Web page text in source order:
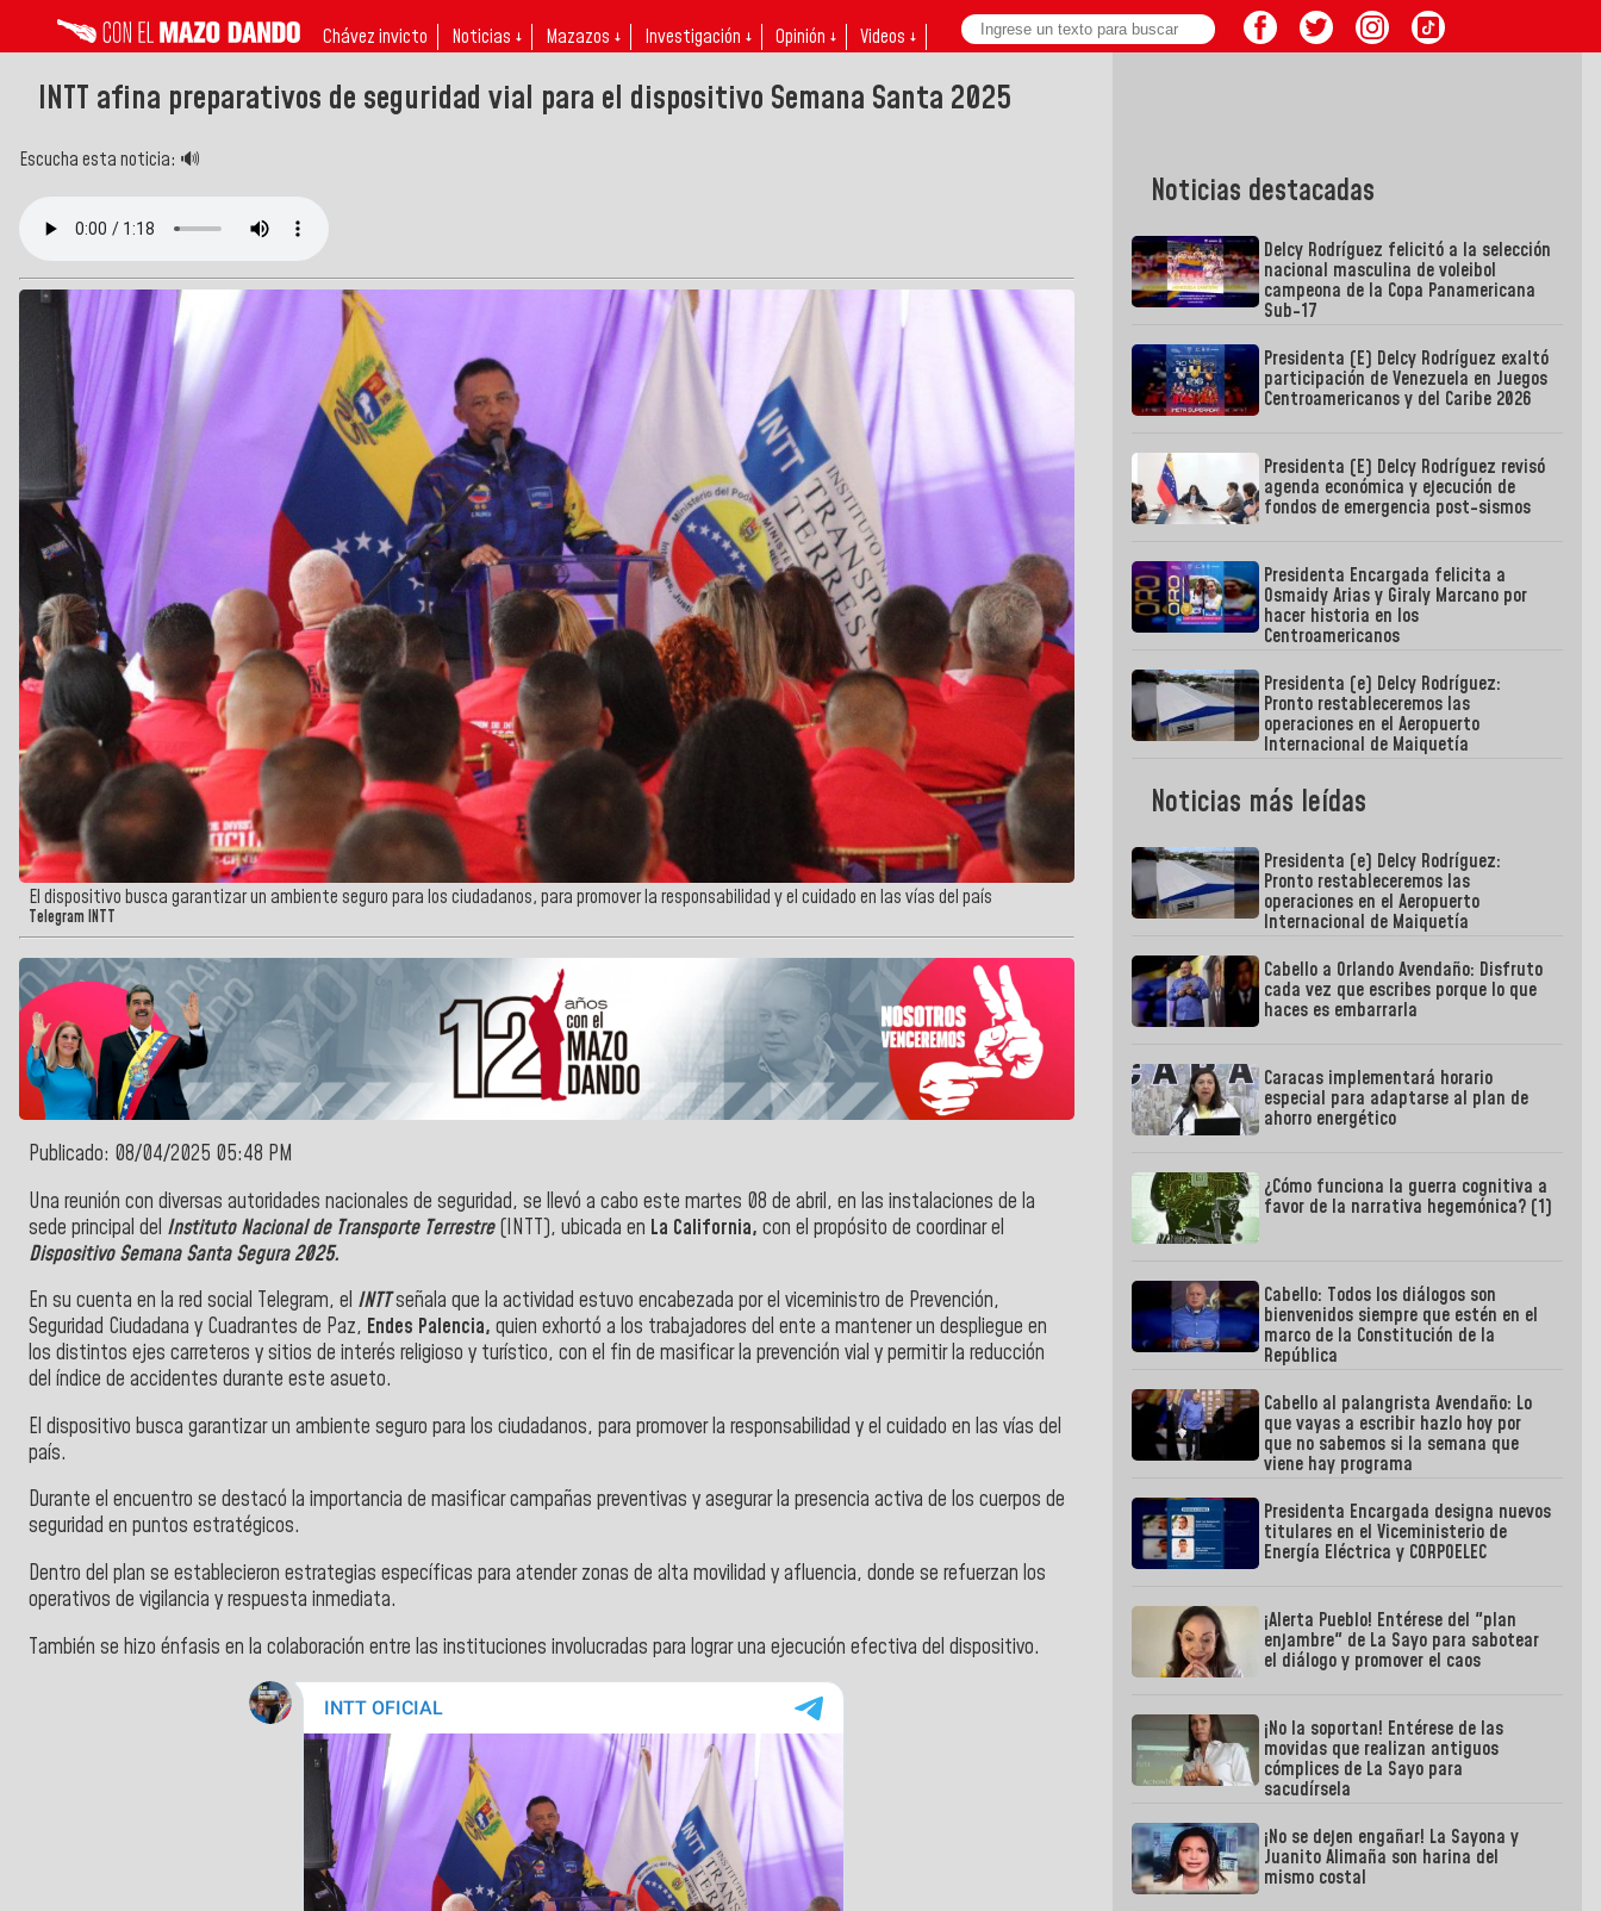
Chávez invicto Noticias ↓ Mazazos ↓ Investigación ↓ Opinión ↓ Videos ↓
INTT afina preparativos de seguridad vial para el dispositivo Semana Santa 2025
Escucha esta noticia: 🔊
El dispositivo busca garantizar un ambiente seguro para los ciudadanos, para promover la responsabilidad y el cuidado en las vías del país
Telegram INTT
Publicado: 08/04/2025 05:48 PM
Una reunión con diversas autoridades nacionales de seguridad, se llevó a cabo este martes 08 de abril, en las instalaciones de la
sede principal del Instituto Nacional de Transporte Terrestre(INTT), ubicada en La California, con el propósito de coordinar el
Dispositivo Semana Santa Segura 2025.
En su cuenta en la red social Telegram, el INTTseñala que la actividad estuvo encabezada por el viceministro de Prevención,
Seguridad Ciudadana y Cuadrantes de Paz, Endes Palencia, quien exhortó a los trabajadores del ente a mantener un despliegue en
los distintos ejes carreteros y sitios de interés religioso y turístico, con el fin de masificar la prevención vial y permitir la reducción
del índice de accidentes durante este asueto.
El dispositivo busca garantizar un ambiente seguro para los ciudadanos, para promover la responsabilidad y el cuidado en las vías del
país.
Durante el encuentro se destacó la importancia de masificar campañas preventivas y asegurar la presencia activa de los cuerpos de
seguridad en puntos estratégicos.
Dentro del plan se establecieron estrategias específicas para atender zonas de alta movilidad y afluencia, donde se refuerzan los
operativos de vigilancia y respuesta inmediata.
También se hizo énfasis en la colaboración entre las instituciones involucradas para lograr una ejecución efectiva del dispositivo.
Noticias destacadas
Delcy Rodríguez felicitó a la selección
nacional masculina de voleibol
campeona de la Copa Panamericana
Sub-17
Presidenta (E) Delcy Rodríguez exaltó
participación de Venezuela en Juegos
Centroamericanos y del Caribe 2026
Presidenta (E) Delcy Rodríguez revisó
agenda económica y ejecución de
fondos de emergencia post-sismos
Presidenta Encargada felicita a
Osmaidy Arias y Giraly Marcano por
hacer historia en los
Centroamericanos
Presidenta (e) Delcy Rodríguez:
Pronto restableceremos las
operaciones en el Aeropuerto
Internacional de Maiquetía
Noticias más leídas
Presidenta (e) Delcy Rodríguez:
Pronto restableceremos las
operaciones en el Aeropuerto
Internacional de Maiquetía
Cabello a Orlando Avendaño: Disfruto
cada vez que escribes porque lo que
haces es embarrarla
Caracas implementará horario
especial para adaptarse al plan de
ahorro energético
¿Cómo funciona la guerra cognitiva a
favor de la narrativa hegemónica? (1)
Cabello: Todos los diálogos son
bienvenidos siempre que estén en el
marco de la Constitución de la
República
Cabello al palangrista Avendaño: Lo
que vayas a escribir hazlo hoy por
que no sabemos si la semana que
viene hay programa
Presidenta Encargada designa nuevos
titulares en el Viceministerio de
Energía Eléctrica y CORPOELEC
¡Alerta Pueblo! Entérese del "plan
enjambre" de La Sayo para sabotear
el diálogo y promover el caos
¡No la soportan! Entérese de las
movidas que realizan antiguos
cómplices de La Sayo para
sacudírsela
¡No se dejen engañar! La Sayona y
Juanito Alimaña son harina del
mismo costal